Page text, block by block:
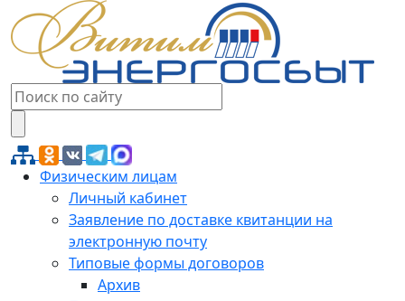
Физическим лицам
Личный кабинет
Заявление по доставке квитанции на
электронную почту
Типовые формы договоров
Архив